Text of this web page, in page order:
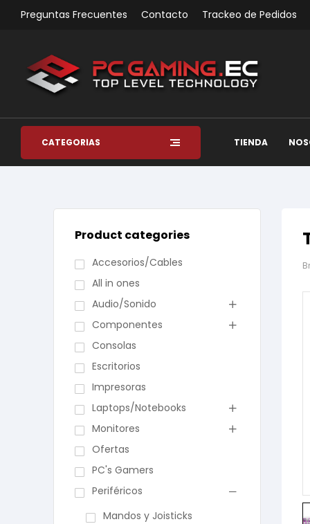
Preguntas Frecuentes Contacto Trackeo de Pedidos
CATEGORÍAS TIENDA
Product categories
Accesorios/Cables
All in ones
Audio/Sonido
Componentes
Consolas
Escritorios
Impresoras
Laptops/Notebooks
Monitores
Ofertas
PC's Gamers
Periféricos
Mandos y Joisticks